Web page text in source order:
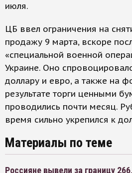
июля.
ЦБ ввел ограничения на
продажу 9 марта, вскоре
«специальной военной
Украине. Оно
доллару и евро, а также на
результате торги ценными
проводились почти месяц.
время сильно укрепился к
Материалы по теме
Россияне вывели за границу